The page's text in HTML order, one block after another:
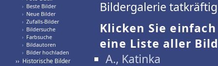
› Beste Bilder
› Neue Bilder
› Zufalls-Bilder
› Bildersuche
› Farbsuche
› Bildautoren
› Bilder hochladen
›› Historische Bilder
Bildergalerie
Klicken Sie
eine Liste aller
A., Katinka